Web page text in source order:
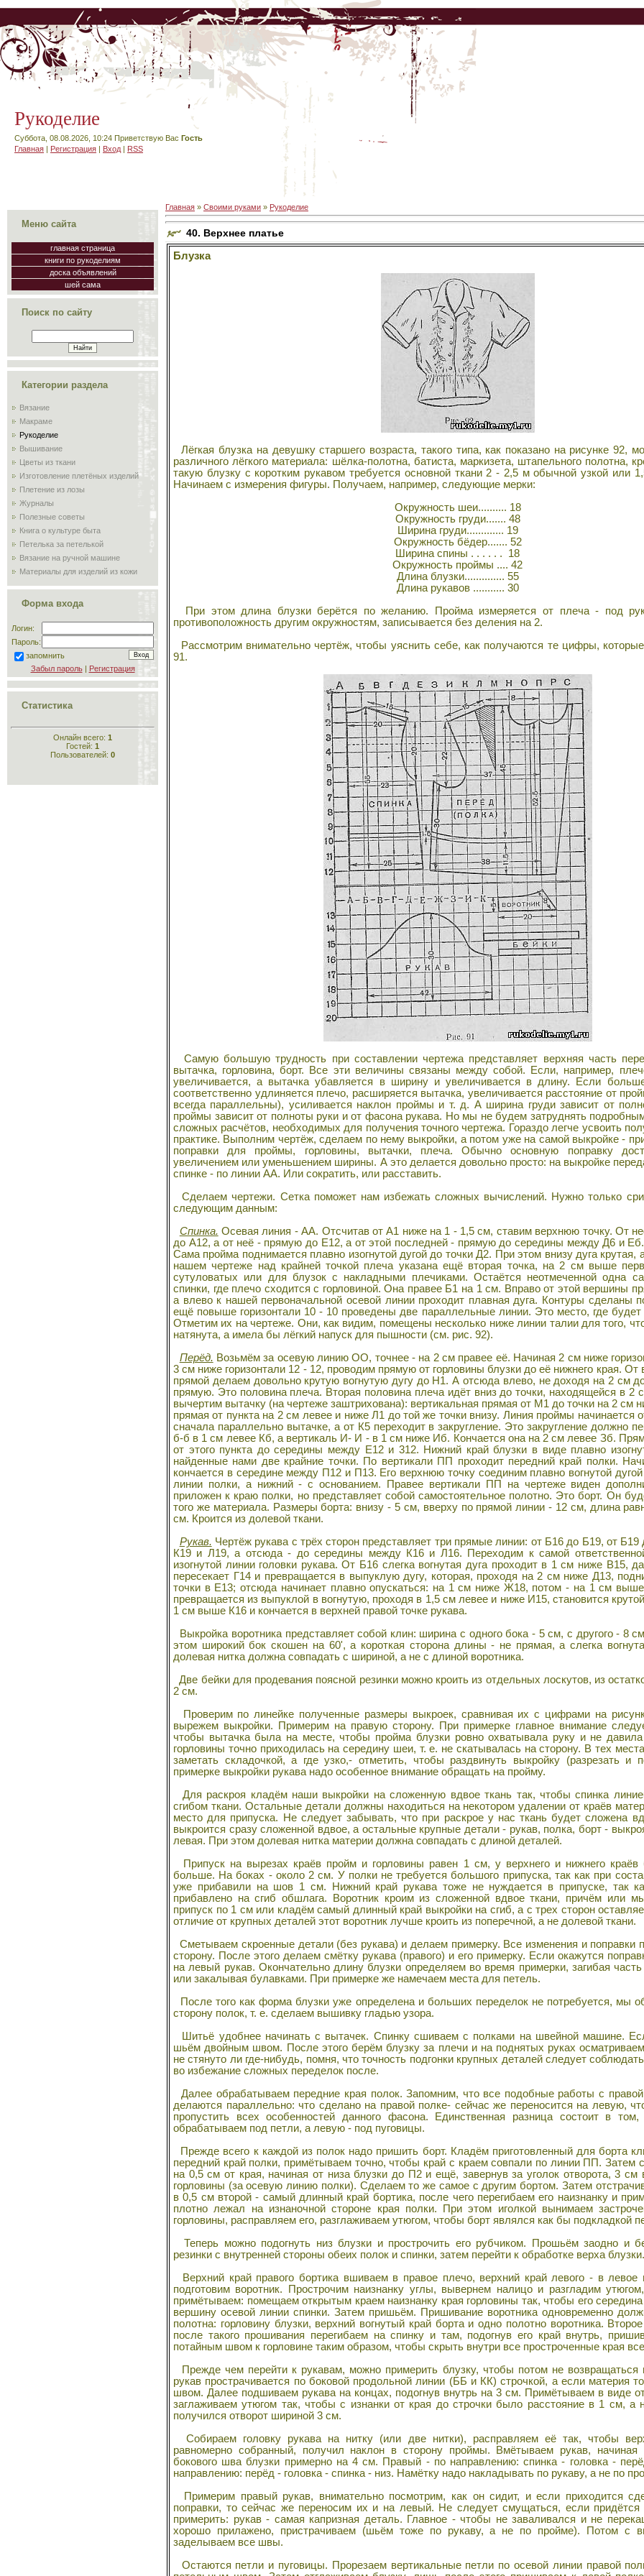
Рукоделие
Суббота, 08.08.2026, 10:24 Приветствую Вас Гость
Главная | Регистрация | Вход | RSS
Меню сайта
главная страница
книги по рукоделиям
доска объявлений
шей сама
Поиск по сайту
Категории раздела
Вязание
Макраме
Рукоделие
Вышивание
Цветы из ткани
Изготовление плетёных изделий
Плетение из лозы
Журналы
Полезные советы
Книга о культуре быта
Петелька за петелькой
Вязание на ручной машине
Материалы для изделий из кожи
Сам себе мастер
Обучение плиточников и
мозаичников
Форма входа
Логин:
Пароль:
запомнить
Забыл пароль| Регистрация
Статистика
Онлайн всего: 1
Гостей: 1
Пользователей: 0
Главная » Своими руками » Рукоделие
40. Верхнее платье
Блузка
Лёгкая блузка на девушку старшего возраста, такого типа, как показано на рисунке 92,
различного лёгкого материала: шёлка-полотна, батиста, маркизета, штапельного полотна,
такую блузку с коротким рукавом требуется основной ткани 2 - 2,5 м обычной узкой или
Начинаем с измерения фигуры. Получаем, например, следующие мерки:
Окружность шеи.......... 18
Окружность груди....... 48
Ширина груди............. 19
Окружность бёдер....... 52
Ширина спины . . . . . . 18
Окружность проймы .... 42
Длина блузки.............. 55
Длина рукавов ........... 30
При этом длина блузки берётся по желанию. Пройма измеряется от плеча - под
противоположность другим окружностям, записывается без деления на 2.
Рассмотрим внимательно чертёж, чтобы уяснить себе, как получаются те цифры,
91.
Самую большую трудность при составлении чертежа представляет верхняя часть
вытачка, горловина, борт. Все эти величины связаны между собой. Если, например,
увеличивается, а вытачка убавляется в ширину и увеличивается в длину. Если
соответственно удлиняется плечо, расширяется вытачка, увеличивается расстояние от
всегда параллельны), усиливается наклон проймы и т. д. А ширина груди зависит от
проймы зависит от полноты руки и от фасона рукава. Но мы не будем затруднять
сложных расчётов, необходимых для получения точного чертежа. Гораздо легче усвоить
практике. Выполним чертёж, сделаем по нему выкройки, а потом уже на самой выкройке -
поправки для проймы, горловины, вытачки, плеча. Обычно основную поправку
увеличением или уменьшением ширины. А это делается довольно просто: на выкройке
спинке - по линии АА. Или сократить, или расставить.
Сделаем чертежи. Сетка поможет нам избежать сложных вычислений. Нужно только
следующим данным:
Спинка. Осевая линия - АА. Отсчитав от А1 ниже на 1 - 1,5 см, ставим верхнюю точку. От
до А12, а от неё - прямую до Е12, а от этой последней - прямую до середины между Д6 и
Сама пройма поднимается плавно изогнутой дугой до точки Д2. При этом внизу дуга
нашем чертеже над крайней точкой плеча указана ещё вторая точка, на 2 см выше
сутуловатых или для блузок с накладными плечиками. Остаётся неотмеченной одна
спинки, где плечо сходится с горловиной. Она правее Б1 на 1 см. Вправо от этой вершины
а влево к нашей первоначальной осевой линии проходит плавная дуга. Контуры сделаны
ещё повыше горизонтали 10 - 10 проведены две параллельные линии. Это место, где будет
Отметим их на чертеже. Они, как видим, помещены несколько ниже линии талии для того,
натянута, а имела бы лёгкий напуск для пышности (см. рис. 92).
Перёд. Возьмём за осевую линию ОО, точнее - на 2 см правее её. Начиная 2 см ниже
3 см ниже горизонтали 12 - 12, проводим прямую от горловины блузки до её нижнего края. От
прямой делаем довольно крутую вогнутую дугу до Н1. А отсюда влево, не доходя на 2 см
прямую. Это половина плеча. Вторая половина плеча идёт вниз до точки, находящейся в 2
вычертим вытачку (на чертеже заштрихована): вертикальная прямая от М1 до точки на 2 см
прямая от пункта на 2 см левее и ниже Л1 до той же точки внизу. Линия проймы начинается
сначала параллельно вытачке, а от К5 переходит в закругление. Это закругление должно
б-б в 1 см левее Кб, а вертикаль И- И - в 1 см ниже Иб. Кончается она на 2 см левее Зб.
от этого пункта до середины между Е12 и 312. Нижний край блузки в виде плавно
найденные нами две крайние точки. По вертикали ПП проходит передний край полки.
кончается в середине между П12 и П13. Его верхнюю точку соединим плавно вогнутой
линии полки, а нижний - с основанием. Правее вертикали ПП на чертеже виден
приложен к краю полки, но представляет собой самостоятельное полотно. Это борт. Он
того же материала. Размеры борта: внизу - 5 см, вверху по прямой линии - 12 см, длина
см. Кроится из долевой ткани.
Рукав. Чертёж рукава с трёх сторон представляет три прямые линии: от Б16 до Б19, от
К19 и Л19, а отсюда - до середины между К16 и Л16. Переходим к самой
изогнутой линии головки рукава. От Б16 слегка вогнутая дуга проходит в 1 см ниже В15,
пересекает Г14 и превращается в выпуклую дугу, которая, проходя на 2 см ниже Д13,
точки в Е13; отсюда начинает плавно опускаться: на 1 см ниже Ж18, потом - на 1 см
превращается из выпуклой в вогнутую, проходя в 1,5 см левее и ниже И15, становится
1 см выше К16 и кончается в верхней правой точке рукава.
Выкройка воротника представляет собой клин: ширина с одного бока - 5 см, с другого - 8
этом широкий бок скошен на 60', а короткая сторона длины - не прямая, а слегка
долевая нитка должна совпадать с шириной, а не с длиной воротника.
Две бейки для продевания поясной резинки можно кроить из отдельных лоскутов, из
2 см.
Проверим по линейке полученные размеры выкроек, сравнивая их с цифрами на
вырежем выкройки. Примерим на правую сторону. При примерке главное внимание
чтобы вытачка была на месте, чтобы пройма блузки ровно охватывала руку и не
горловины точно приходилась на середину шеи, т. е. не скатывалась на сторону. В тех
заметать складочкой, а где узко,- отметить, чтобы раздвинуть выкройку (разрезать и
примерке выкройки рукава надо особенное внимание обращать на пройму.
Для раскроя кладём наши выкройки на сложенную вдвое ткань так, чтобы спинка
сгибом ткани. Остальные детали должны находиться на некотором удалении от краёв
место для припуска. Не следует забывать, что при раскрое у нас ткань будет сложена
выкроится сразу сложенной вдвое, а остальные крупные детали - рукав, полка, борт -
левая. При этом долевая нитка материи должна совпадать с длиной деталей.
Припуск на вырезах краёв пройм и горловины равен 1 см, у верхнего и нижнего краёв
больше. На боках - около 2 см. У полки не требуется большого припуска, так как при
уже прибавили на шов 1 см. Нижний край рукава тоже не нуждается в припуске, так
прибавлено на сгиб обшлага. Воротник кроим из сложенной вдвое ткани, причём или
припуск по 1 см или кладём самый длинный край выкройки на сгиб, а с трех сторон
отличие от крупных деталей этот воротник лучше кроить из поперечной, а не долевой ткани.
Сметываем скроенные детали (без рукава) и делаем примерку. Все изменения и поправки
сторону. После этого делаем смётку рукава (правого) и его примерку. Если окажутся
на левый рукав. Окончательно длину блузки определяем во время примерки, загибая
или закалывая булавками. При примерке же намечаем места для петель.
После того как форма блузки уже определена и больших переделок не потребуется, мы
сторону полок, т. е. сделаем вышивку гладью узора.
Шитьё удобнее начинать с вытачек. Спинку сшиваем с полками на швейной машине.
шьём двойным швом. После этого берём блузку за плечи и на поднятых руках
не стянуто ли где-нибудь, помня, что точность подгонки крупных деталей следует
во избежание сложных переделок после.
Далее обрабатываем передние края полок. Запомним, что все подобные работы с
делаются параллельно: что сделано на правой полке- сейчас же переносится на левую,
пропустить всех особенностей данного фасона. Единственная разница состоит в
обрабатываем под петли, а левую - под пуговицы.
Прежде всего к каждой из полок надо пришить борт. Кладём приготовленный для борта
передний край полки, примётываем точно, чтобы край с краем совпали по линии ПП. Затем
на 0,5 см от края, начиная от низа блузки до П2 и ещё, завернув за уголок отворота, 3 см
горловины (за осевую линию полки). Сделаем то же самое с другим бортом. Затем
в 0,5 см второй - самый длинный край бортика, после чего перегибаем его наизнанку и
плотно лежал на изнаночной стороне края полки. При этом иголкой вынимаем
горловины, расправляем его, разглаживаем утюгом, чтобы борт являлся как бы подкладкой
Теперь можно подогнуть низ блузки и прострочить его рубчиком. Прошьём заодно и
резинки с внутренней стороны обеих полок и спинки, затем перейти к обработке верха блузки.
Верхний край правого бортика вшиваем в правое плечо, верхний край левого - в левое
подготовим воротник. Прострочим наизнанку углы, вывернем налицо и разгладим
примётываем: помещаем открытым краем наизнанку края горловины так, чтобы его
вершину осевой линии спинки. Затем пришьём. Пришивание воротника одновременно
полотна: горловину блузки, верхний вогнутый край борта и одно полотно воротника.
после такого прошивания перегибаем на спинку и там, подогнув его край внутрь,
потайным швом к горловине таким образом, чтобы скрыть внутри все простроченные края
Прежде чем перейти к рукавам, можно примерить блузку, чтобы потом не
рукав прострачивается по боковой продольной линии (ББ и КК) строчкой, а если материя
швом. Далее подшиваем рукава на концах, подогнув внутрь на 3 см. Примётываем в виде
заглаживаем утюгом так, чтобы с изнанки от края до строчки было расстояние в 1 см, а
получился отворот шириной 3 см.
Собираем головку рукава на нитку (или две нитки), расправляем её так, чтобы
равномерно собранный, получил наклон в сторону проймы. Вмётываем рукав, начиная
бокового шва блузки примерно на 4 см. Правый - по направлению: спинка - головка -
направлению: перёд - головка - спинка - низ. Намётку надо накладывать по рукаву, а не по
Примерим правый рукав, внимательно посмотрим, как он сидит, и если приходится
поправки, то сейчас же переносим их и на левый. Не следует смущаться, если придётся
примерить: рукав - самая капризная деталь. Главное - чтобы не заваливался и не
хорошо прилажено, пристрачиваем (шьём тоже по рукаву, а не по пройме). Потом с
заделываем все швы.
Остаются петли и пуговицы. Прорезаем вертикальные петли по осевой линии правой